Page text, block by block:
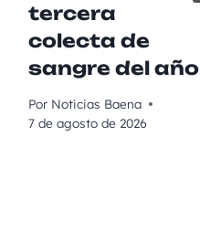
tercera
colecta de
sangre del año
Por Noticias Baena
7 de agosto de 2026